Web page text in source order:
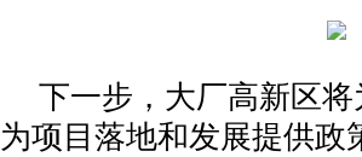
下一步，大厂高新区将
为项目落地和发展提供